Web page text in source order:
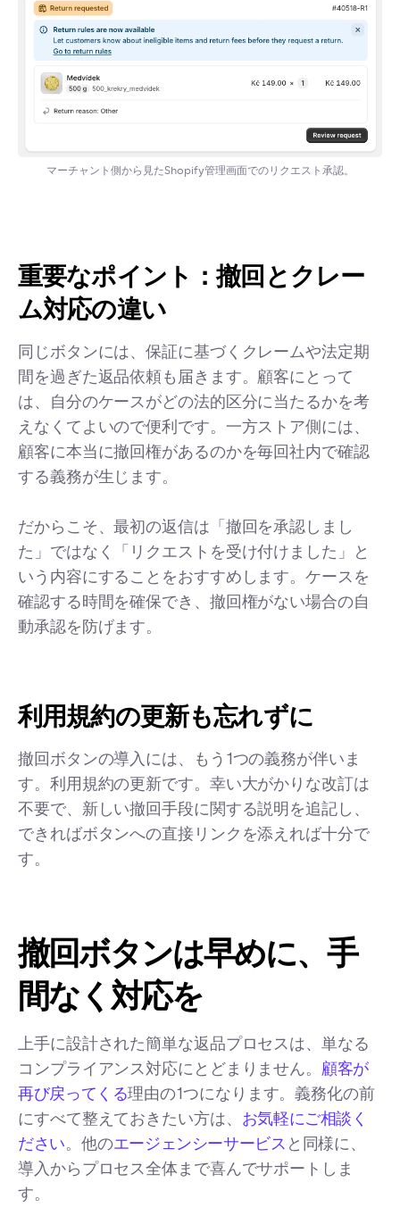
マーチャント側から見たShopify管理画面でのリクエスト承認。
重要なポイント：撤回とクレー
ム対応の違い
同じボタンには、保証に基づくクレームや法定期
間を過ぎた返品依頼も届きます。顧客にとって
は、自分のケースがどの法的区分に当たるかを考
えなくてよいので便利です。一方ストア側には、
顧客に本当に撤回権があるのかを毎回社内で確認
する義務が生じます。
だからこそ、最初の返信は「撤回を承認しまし
た」ではなく「リクエストを受け付けました」と
いう内容にすることをおすすめします。ケースを
確認する時間を確保でき、撤回権がない場合の自
動承認を防げます。
利用規約の更新も忘れずに
撤回ボタンの導入には、もう1つの義務が伴いま
す。利用規約の更新です。幸い大がかりな改訂は
不要で、新しい撤回手段に関する説明を追記し、
できればボタンへの直接リンクを添えれば十分で
す。
撤回ボタンは早めに、手
間なく対応を
上手に設計された簡単な返品プロセスは、単なる
コンプライアンス対応にとどまりません。 顧客が
再び戻ってくる理由の1つになります。義務化の前
にすべて整えておきたい方は、 お気軽にご相談く
ださい。他のエージェンシーサービス と同様に、
導入からプロセス全体まで喜んでサポートしま
す。